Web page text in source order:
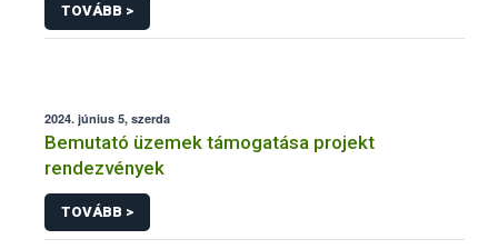
TOVÁBB >
2024. június 5, szerda
Bemutató üzemek támogatása projekt
rendezvények
TOVÁBB >